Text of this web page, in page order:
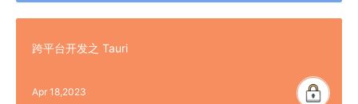
跨平台开发之 Tauri
Apr 18,2023